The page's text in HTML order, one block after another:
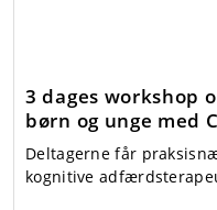
3 dages workshop
børn og unge med
Deltagerne får
kognitive